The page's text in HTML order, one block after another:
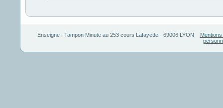
Enseigne : Tampon Minuteau 253 cours Lafayette- 69006 LYON